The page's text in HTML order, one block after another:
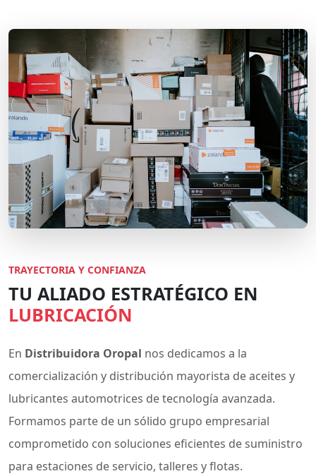
TRAYECTORIA Y CONFIANZA
TU ALIADO ESTRATÉGICO EN
LUBRICACIÓN
En Distribuidora Oropal nos dedicamos a la
comercialización y distribución mayorista de aceites y
lubricantes automotrices de tecnología avanzada.
Formamos parte de un sólido grupo empresarial
comprometido con soluciones eficientes de suministro
para estaciones de servicio, talleres y flotas.